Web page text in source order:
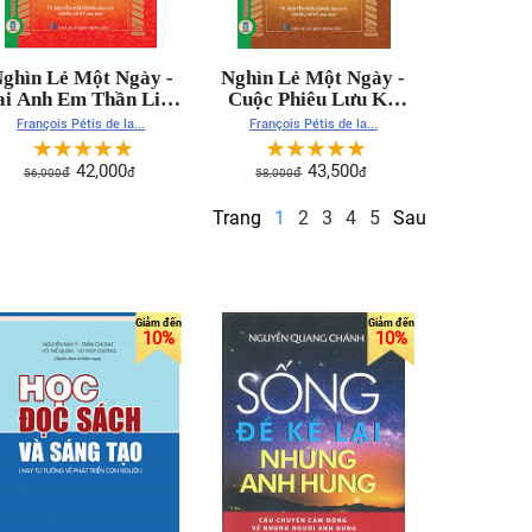
Lẻ Một Ngày -
Anh Em Thần Linh
(Truyện cổ Ba Tư)
François Pétis de la...
☆☆☆☆☆
56,000đ 42,000đ
Nghìn Lẻ Một Ngày -
Cuộc Phiêu Lưu Kỳ
Thú (Truyện cổ Ba Tư)
François Pétis de la...
☆☆☆☆☆
58,000đ 43,500đ
Trang 1 2 3 4 5 Sau
10% 10%